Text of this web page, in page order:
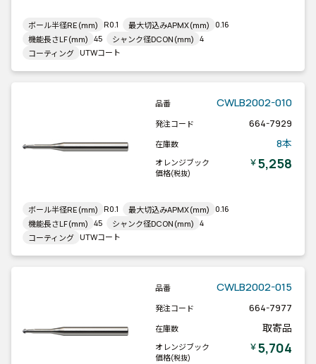
ボール半径RE(mm) R0.1 最大切込みAPMX(mm) 0.16
機能長さLF(mm) 45 シャンク径DCON(mm) 4
コーティング UTWコート
品番 CWLB2002-010
発注コード 664-7929
在庫数 8本
オレンジブック
価格(税抜)
￥5,258
ボール半径RE(mm) R0.1 最大切込みAPMX(mm) 0.16
機能長さLF(mm) 45 シャンク径DCON(mm) 4
コーティング UTWコート
品番 CWLB2002-015
発注コード 664-7977
在庫数 取寄品
オレンジブック
価格(税抜)
￥5,704